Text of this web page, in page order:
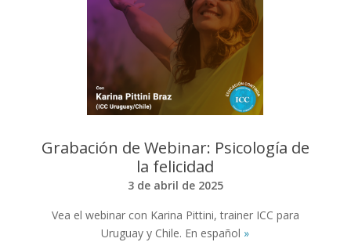
Grabación de Webinar: Psicología de
la felicidad
3 de abril de 2025
Vea el webinar con Karina Pittini, trainer ICC para
Uruguay y Chile. En español »